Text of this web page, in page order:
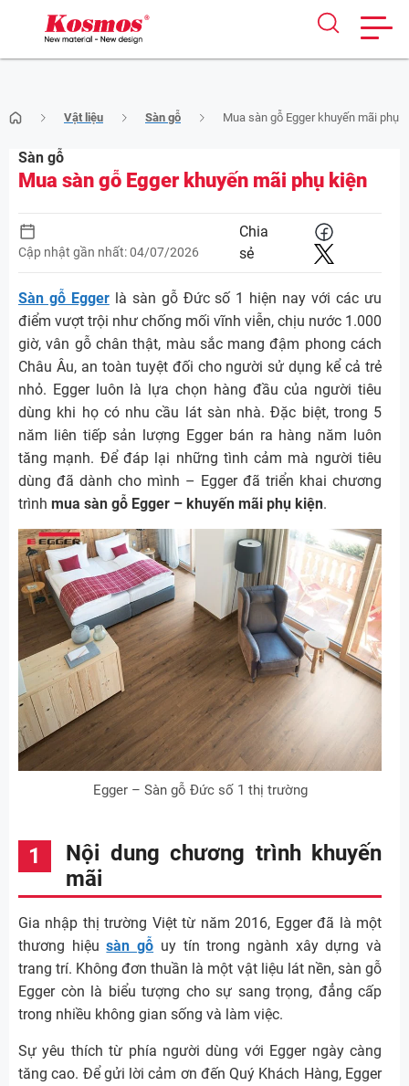
to
content
Vật liệu Sàn gỗ Mua sàn gỗ Egger khuyến mãi phụ
Sàn gỗ
Mua sàn gỗ Egger khuyến mãi phụ kiện
Cập nhật gần nhất: 04/07/2026
Chia
sẻ
Sàn gỗ Eggerlà sàn gỗ Đức số 1 hiện nay với các ưu
điểm vượt trội như chống mối vĩnh viễn, chịu nước 1.000
giờ, vân gỗ chân thật, màu sắc mang đậm phong cách
Châu Âu, an toàn tuyệt đối cho người sử dụng kể cả trẻ
nhỏ. Egger luôn là lựa chọn hàng đầu của người tiêu
dùng khi họ có nhu cầu lát sàn nhà. Đặc biệt, trong 5
năm liên tiếp sản lượng Egger bán ra hàng năm luôn
tăng mạnh. Để đáp lại những tình cảm mà người tiêu
dùng đã dành cho mình – Egger đã triển khai chương
trình mua sàn gỗ Egger – khuyến mãi phụ kiện.
Egger – Sàn gỗ Đức số 1 thị trường
Nội dung chương trình khuyến
mãi
Gia nhập thị trường Việt từ năm 2016, Egger đã là một
thương hiệusàn gỗ uy tín trong ngành xây dựng và
trang trí. Không đơn thuần là một vật liệu lát nền, sàn gỗ
Egger còn là biểu tượng cho sự sang trọng, đẳng cấp
trong nhiều không gian sống và làm việc.
Sự yêu thích từ phía người dùng với Egger ngày càng
tăng cao. Để gửi lời cảm ơn đến Quý Khách Hàng, Egger